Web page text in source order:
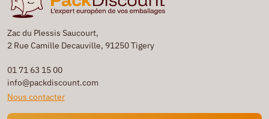
Zac du Plessis Saucourt,
2 Rue Camille Decauville, 91250 Tigery
01 71 63 15 00
info@packdiscount.com
Nous contacter